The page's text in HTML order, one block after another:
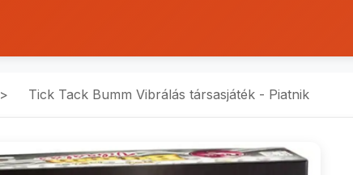
> Tick Tack Bumm Vibrálás társasjáték - Piatnik